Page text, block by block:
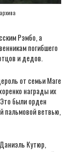
Рэмбо, а
погибшего
и дедов.
от семьи Маге
награды их
были орден
пальмовой ветвью,
Кутюр,